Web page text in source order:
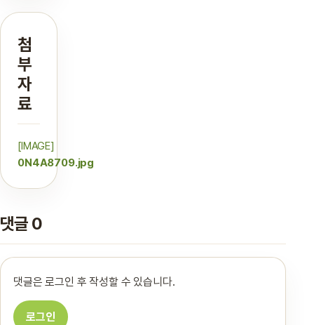
첨
부
자
료
[IMAGE]
0N4A8709.jpg
댓글 0
댓글은 로그인 후 작성할 수 있습니다.
로그인